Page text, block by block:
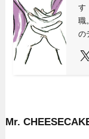
す
職
の
X
Mr.